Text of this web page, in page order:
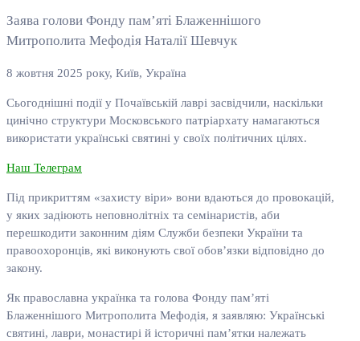
Заява голови Фонду пам’яті Блаженнішого
Митрополита Мефодія Наталії Шевчук
8 жовтня 2025 року, Київ, Україна
Сьогоднішні події у Почаївській лаврі засвідчили, наскільки
цинічно структури Московського патріархату намагаються
використати українські святині у своїх політичних цілях.
Наш Телеграм
Під прикриттям «захисту віри» вони вдаються до провокацій,
у яких задіюють неповнолітніх та семінаристів, аби
перешкодити законним діям Служби безпеки України та
правоохоронців, які виконують свої обов’язки відповідно до
закону.
Як православна українка та голова Фонду пам’яті
Блаженнішого Митрополита Мефодія, я заявляю: Українські
святині, лаври, монастирі й історичні пам’ятки належать